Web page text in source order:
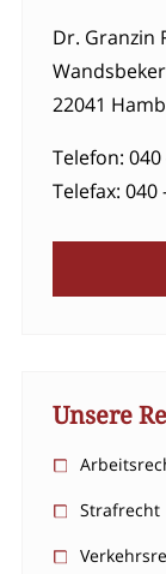
Dr. Granzin
22041
Telefon: 040
Telefax: 040
Unsere
Strafrecht